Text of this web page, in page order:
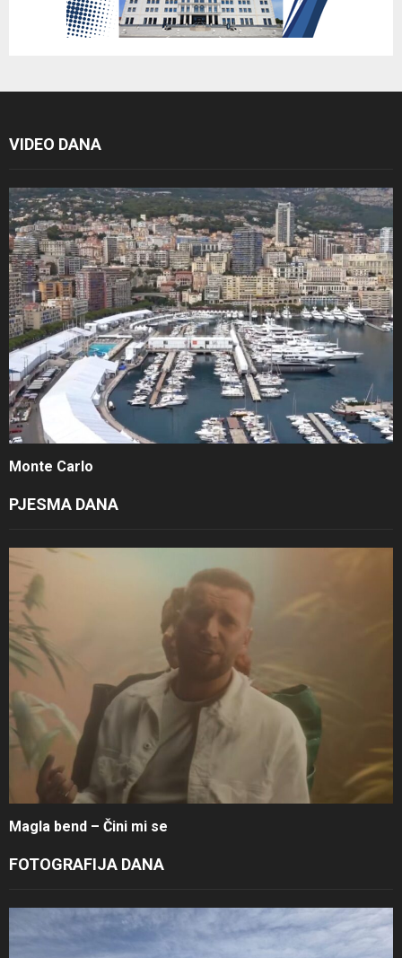
VIDEO DANA
Monte Carlo
PJESMA DANA
Magla bend – Čini mi se
FOTOGRAFIJA DANA